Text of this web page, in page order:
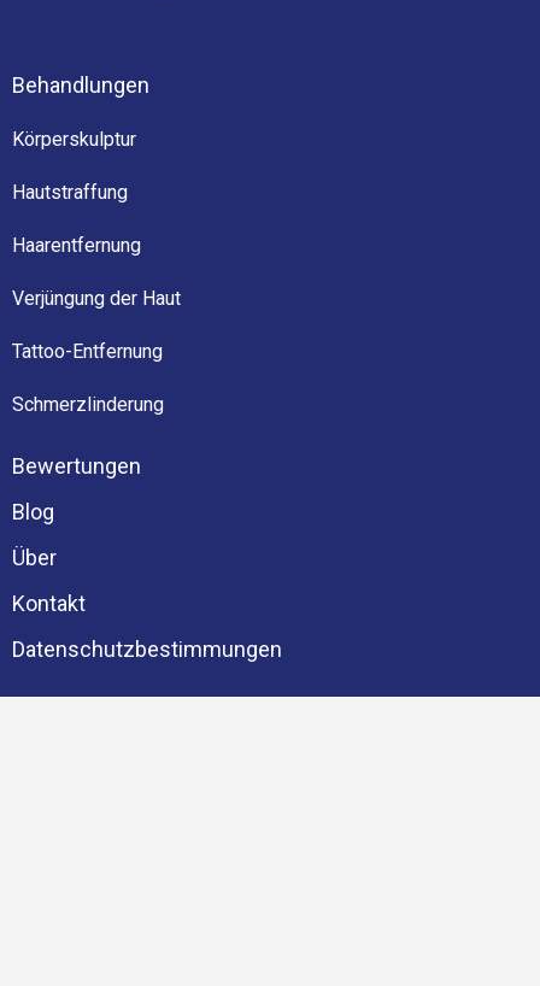
Behandlungen
Körperskulptur
Hautstraffung
Haarentfernung
Verjüngung der Haut
Tattoo-Entfernung
Schmerzlinderung
Bewertungen
Blog
Über
Kontakt
Datenschutzbestimmungen